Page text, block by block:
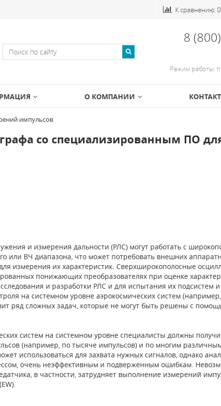
К сравнению: 0
8
Режим работы:
О КОМПАНИИ
импульсов
со специализированным ПО
и измерения дальности (РЛС) могут работать с
или ВЧ диапазона, что может потребовать внешних
измерения их характеристик. Сверхширокополосные
понижающих преобразователях при оценке
и разработки РЛС и для испытания их подсистем и
на системном уровне аэрокосмических систем
ряд сложных задач, которые не могут быть решены с
систем на системном уровне специалисты должны
(например, по тысяче импульсов) и по многим
использоваться для захвата нужных сигналов, однако
очень неэффективным и подверженным ошибкам.
в частности, затрудняет выполнение измерений